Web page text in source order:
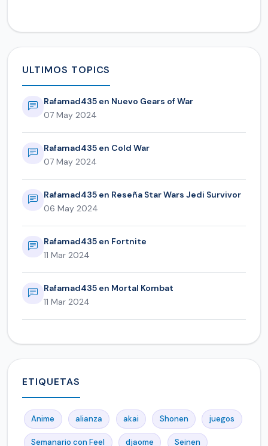
ULTIMOS TOPICS
Rafamad435 en Nuevo Gears of War
07 May 2024
Rafamad435 en Cold War
07 May 2024
Rafamad435 en Reseña Star Wars Jedi Survivor
06 May 2024
Rafamad435 en Fortnite
11 Mar 2024
Rafamad435 en Mortal Kombat
11 Mar 2024
ETIQUETAS
Anime alianza akai Shonen juegos
Semanario con Feel djaome Seinen